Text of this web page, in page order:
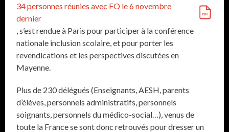
34 personnes réunies avec FO le 6 novembre
dernier
, s’est rendue à Paris pour participer à la conférence
nationale inclusion scolaire, et pour porter les
revendications et les perspectives discutées en
Mayenne.
Plus de 230 délégués (Enseignants, AESH, parents
d’élèves, personnels administratifs, personnels
soignants, personnels du médico-social…), venus de
toute la France se sont donc retrouvés pour dresser un